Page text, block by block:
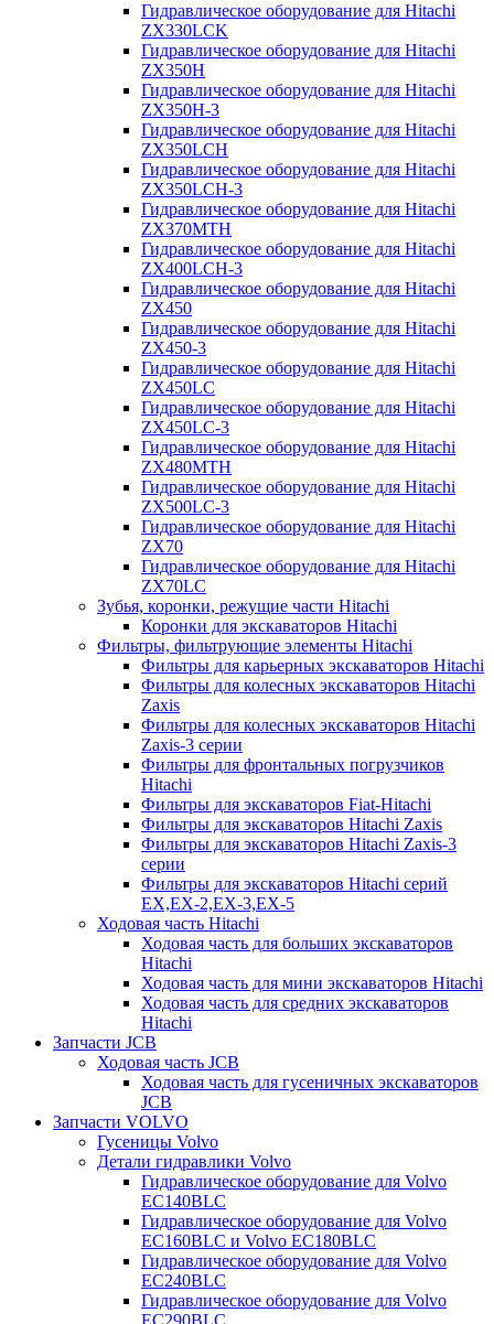
Гидравлическое оборудование для Hitachi
ZX330LCK
Гидравлическое оборудование для Hitachi
ZX350H
Гидравлическое оборудование для Hitachi
ZX350H-3
Гидравлическое оборудование для Hitachi
ZX350LCH
Гидравлическое оборудование для Hitachi
ZX350LCH-3
Гидравлическое оборудование для Hitachi
ZX370MTH
Гидравлическое оборудование для Hitachi
ZX400LCH-3
Гидравлическое оборудование для Hitachi
ZX450
Гидравлическое оборудование для Hitachi
ZX450-3
Гидравлическое оборудование для Hitachi
ZX450LC
Гидравлическое оборудование для Hitachi
ZX450LC-3
Гидравлическое оборудование для Hitachi
ZX480MTH
Гидравлическое оборудование для Hitachi
ZX500LC-3
Гидравлическое оборудование для Hitachi
ZX70
Гидравлическое оборудование для Hitachi
ZX70LC
Зубья, коронки, режущие части Hitachi
Коронки для экскаваторов Hitachi
Фильтры, фильтрующие элементы Hitachi
Фильтры для карьерных экскаваторов Hitachi
Фильтры для колесных экскаваторов Hitachi
Zaxis
Фильтры для колесных экскаваторов Hitachi
Zaxis-3 серии
Фильтры для фронтальных погрузчиков
Hitachi
Фильтры для экскаваторов Fiat-Hitachi
Фильтры для экскаваторов Hitachi Zaxis
Фильтры для экскаваторов Hitachi Zaxis-3
серии
Фильтры для экскаваторов Hitachi серий
EX,EX-2,EX-3,EX-5
Ходовая часть Hitachi
Ходовая часть для больших экскаваторов
Hitachi
Ходовая часть для мини экскаваторов Hitachi
Ходовая часть для средних экскаваторов
Hitachi
Запчасти JCB
Ходовая часть JCB
Ходовая часть для гусеничных экскаваторов
JCB
Запчасти VOLVO
Гусеницы Volvo
Детали гидравлики Volvo
Гидравлическое оборудование для Volvo
EC140BLC
Гидравлическое оборудование для Volvo
EC160BLC и Volvo EC180BLC
Гидравлическое оборудование для Volvo
EC240BLC
Гидравлическое оборудование для Volvo
EC290BLC